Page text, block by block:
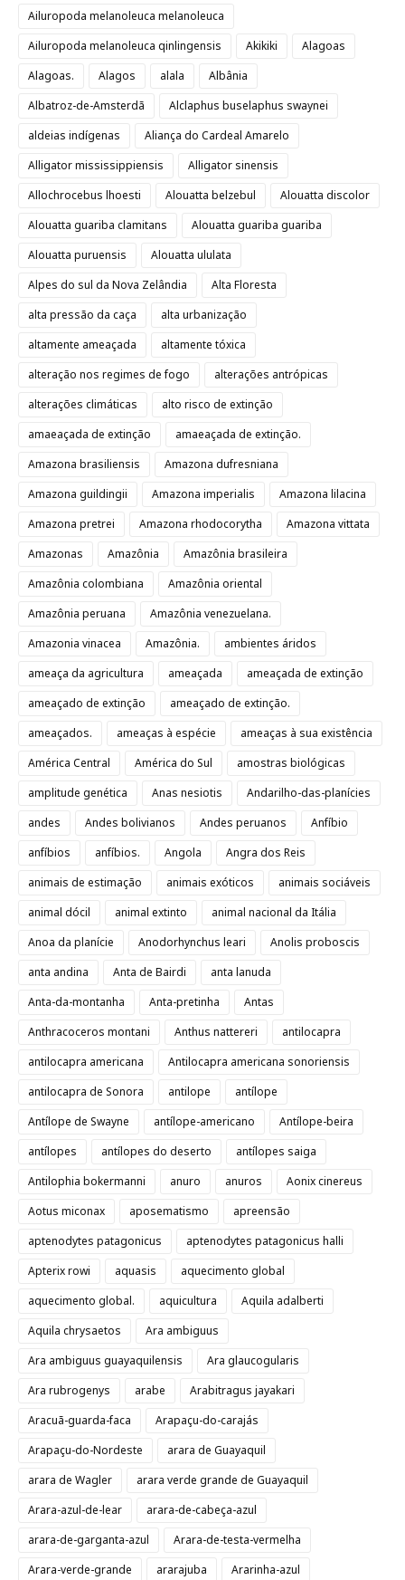
Ailuropoda melanoleuca melanoleuca
Ailuropoda melanoleuca qinlingensis
Akikiki
Alagoas
Alagoas.
Alagos alala
Albânia
Albatroz-de-Amsterdã
Alclaphus buselaphus swaynei
aldeias indígenas
Aliança do Cardeal Amarelo
Alligator mississippiensis
Alligator sinensis
Allochrocebus lhoesti
Alouatta belzebul
Alouatta discolor
Alouatta guariba clamitans
Alouatta guariba guariba
Alouatta puruensis
Alouatta ululata
Alpes do sul da Nova Zelândia
Alta Floresta
alta pressão da caça
alta urbanização
altamente ameaçada
altamente tóxica
alteração nos regimes de fogo
alterações antrópicas
alterações climáticas
alto risco de extinção
amaeaçada de extinção
amaeaçada de extinção.
Amazona brasiliensis
Amazona dufresniana
Amazona guildingii
Amazona imperialis
Amazona lilacina
Amazona pretrei
Amazona rhodocorytha
Amazona vittata
Amazonas
Amazônia
Amazônia brasileira
Amazônia colombiana
Amazônia oriental
Amazônia peruana
Amazônia venezuelana.
Amazonia vinacea
Amazônia.
ambientes áridos
ameaça da agricultura
ameaçada
ameaçada de extinção
ameaçado de extinção
ameaçado de extinção.
ameaçados.
ameaças à espécie
ameaças à sua existência
América Central
América do Sul
amostras biológicas
amplitude genética
Anas nesiotis
Andarilho-das-planícies
andes
Andes bolivianos Andes peruanos
Anfíbio
anfíbios
anfíbios. Angola
Angra dos Reis
animais de estimação
animais exóticos
animais sociáveis
animal dócil
animal extinto
animal nacional da Itália
Anoa da planície
Anodorhynchus leari
Anolis proboscis
anta andina
Anta de Bairdi
anta lanuda
Anta-da-montanha
Anta-pretinha
Antas
Anthracoceros montani
Anthus nattereri
antilocapra
antilocapra americana
Antilocapra americana sonoriensis
antilocapra de Sonora
antilope
antílope
Antílope de Swayne
antílope-americano
Antílope-beira
antílopes
antílopes do deserto
antílopes saiga
Antilophia bokermanni
anuro anuros
Aonix cinereus
Aotus miconax
aposematismo
apreensão
aptenodytes patagonicus
aptenodytes patagonicus halli
Apterix rowi
aquasis
aquecimento global
aquecimento global.
aquicultura
Aquila adalberti
Aquila chrysaetos
Ara ambiguus
Ara ambiguus guayaquilensis
Ara glaucogularis
Ara rubrogenys
arabe
Arabitragus jayakari
Aracuã-guarda-faca
Arapaçu-do-carajás
Arapaçu-do-Nordeste
arara de Guayaquil
arara de Wagler
arara verde grande de Guayaquil
Arara-azul-de-lear
arara-de-cabeça-azul
arara-de-garganta-azul
Arara-de-testa-vermelha
Arara-verde-grande
ararajuba
Ararinha-azul